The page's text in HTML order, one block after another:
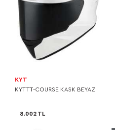
KYT
KYT TT-COURSE KASK BEYAZ
8.002 TL